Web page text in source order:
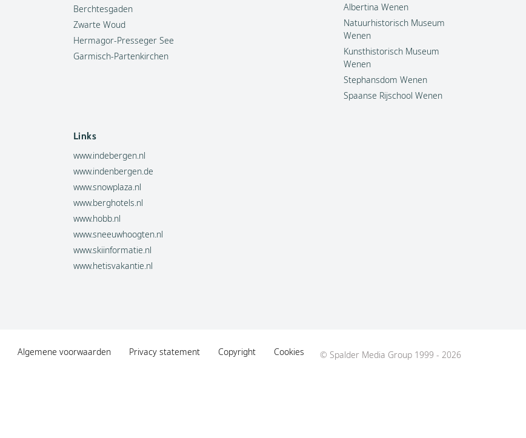
Berchtesgaden
Zwarte Woud
Hermagor-Presseger See
Garmisch-Partenkirchen
Albertina Wenen
Natuurhistorisch Museum
Wenen
Kunsthistorisch Museum
Wenen
Stephansdom Wenen
Spaanse Rijschool Wenen
Links
www.indebergen.nl
www.indenbergen.de
www.snowplaza.nl
www.berghotels.nl
www.hobb.nl
www.sneeuwhoogten.nl
www.skiinformatie.nl
www.hetisvakantie.nl
Algemene voorwaarden Privacy statement Copyright Cookies © Spalder Media Group 1999 - 2026